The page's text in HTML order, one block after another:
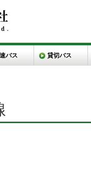
バス 貸切バス